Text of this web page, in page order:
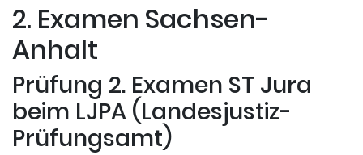
2. Examen Sachsen-
Anhalt
Prüfung 2. Examen ST Jura
beim LJPA (Landesjustiz-
Prüfungsamt)